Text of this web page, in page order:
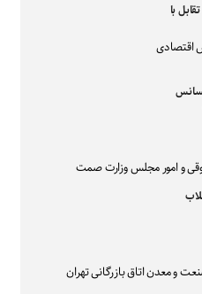
با
اقتصادی
و امور مجلس وزارت صمت
معدن اتاق بازرگانی تهران